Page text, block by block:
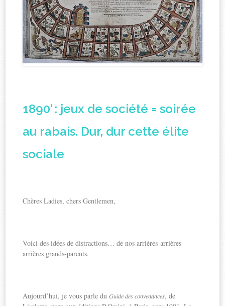
1890’ : jeux de société = soirée
au rabais. Dur, dur cette élite
sociale
Chères Ladies, chers Gentlemen,
Voici des idées de distractions… de nos arrières-arrières-
arrières grands-parents.
Aujourd’hui, je vous parle duGuide des convenances, de